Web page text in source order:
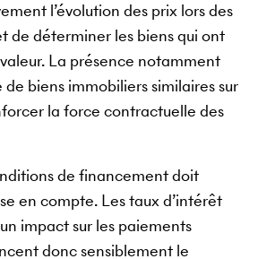
l’évolution des prix lors des
de déterminer les biens qui ont
La présence notamment
biens immobiliers similaires sur
la force contractuelle des
de financement doit
en compte. Les taux d’intérêt
impact sur les paiements
donc sensiblement le